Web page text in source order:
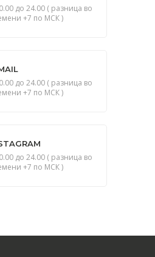
до 24.00 ( разница во
+7 по МСК )
до 24.00 ( разница во
+7 по МСК )
до 24.00 ( разница во
+7 по МСК )